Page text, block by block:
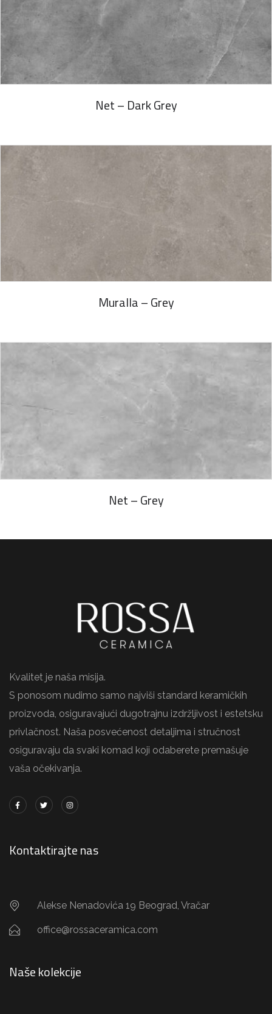
Net – Dark Grey
Muralla – Grey
Net – Grey
Kvalitet je naša misija.
S ponosom nudimo samo najviši standard keramičkih
proizvoda, osiguravajući dugotrajnu izdržljivost i estetsku
privlačnost. Naša posvećenost detaljima i stručnost
osiguravaju da svaki komad koji odaberete premašuje
vaša očekivanja.
Kontaktirajte nas
Alekse Nenadovića 19 Beograd, Vračar
office@rossaceramica.com
Naše kolekcije